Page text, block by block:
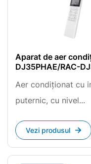
Aparat de aer
DJ35PHAE/RAC-
Aer condiționat cu
puternic, cu nivel...
Vezi produsul